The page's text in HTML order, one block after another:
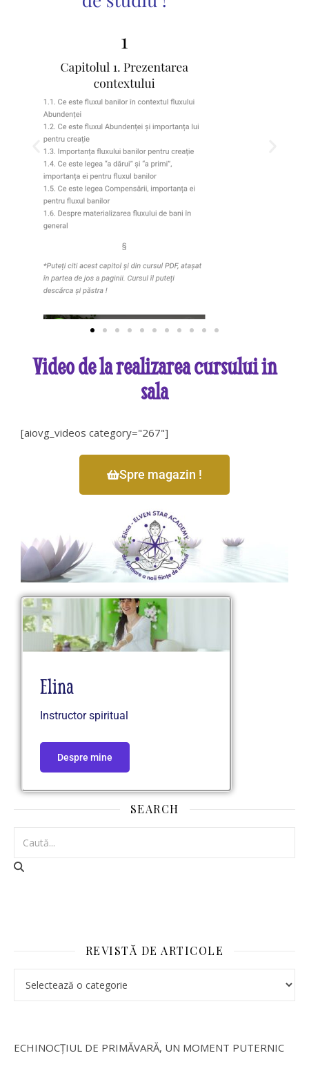
Video de la realizarea cursului in
sala
[aiovg_videos category="267"]
Spre magazin !
Elina
Instructor spiritual
Despre mine
SEARCH
REVISTĂ DE ARTICOLE
ECHINOCȚIUL DE PRIMĂVARĂ, UN MOMENT PUTERNIC